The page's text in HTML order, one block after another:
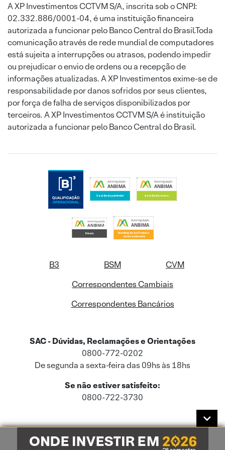
A XP Investimentos CCTVM S/A, inscrita sob o CNPJ:
02.332.886/0001-04, é uma instituição financeira
autorizada a funcionar pelo Banco Central do Brasil.Toda
comunicação através de rede mundial de computadores
está sujeita a interrupções ou atrasos, podendo impedir
ou prejudicar o envio de ordens ou a recepção de
informações atualizadas. A XP Investimentos exime-se de
responsabilidade por danos sofridos por seus clientes,
por força de falha de serviços disponibilizados por
terceiros. A XP Investimentos CCTVM S/A é instituição
autorizada a funcionar pelo Banco Central do Brasil.
B3 BSM
CVM
Correspondentes Cambiais
Correspondentes Bancários
SAC - Dúvidas, Reclamações e Orientações
0800-772-0202
De segunda a sexta-feira das 09hs às 18hs
Se não estiver satisfeito:
0800-722-3730
Este site usa cookies e dados pessoais de acordo com a nossaPolítica de
Cookies
e a nossaPolítica de Privacidade.